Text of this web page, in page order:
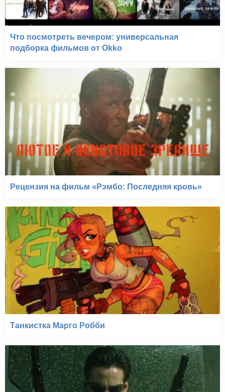
Что посмотреть вечером: универсальная
подборка фильмов от Okko
Рецензия на фильм «Рэмбо: Последняя кровь»
Танкистка Марго Робби